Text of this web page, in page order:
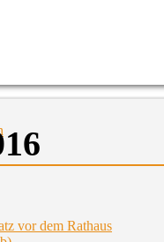
vor dem Rathaus